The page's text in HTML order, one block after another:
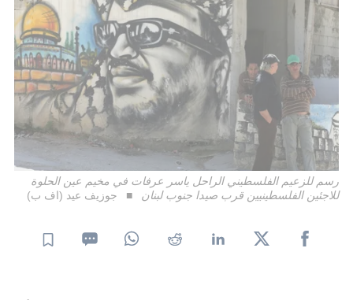
رسم للزعيم الفلسطيني الراحل ياسر عرفات في مخيم عين الحلوة
للاجئين الفلسطينيين قرب صيدا جنوب لبنان
جوزيف عيد (اف ب)